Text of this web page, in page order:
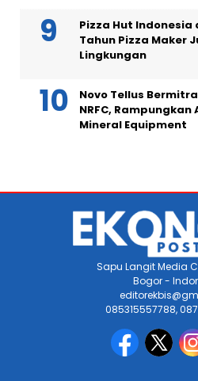
Pizza Hut Indonesia
Tahun Pizza Maker
Lingkungan
Novo Tellus
NRFC, Rampungkan
Mineral Equipment
Sapu Langit Media
Bogor -
085315557788,